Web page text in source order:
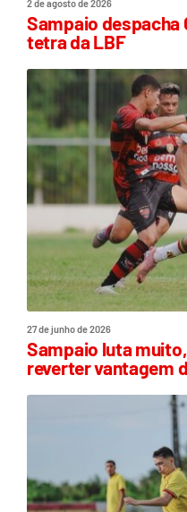
2 de agosto de 2026
Sampaio despacha
tetra da LBF
27 de junho de 2026
Sampaio luta
reverter vantagem